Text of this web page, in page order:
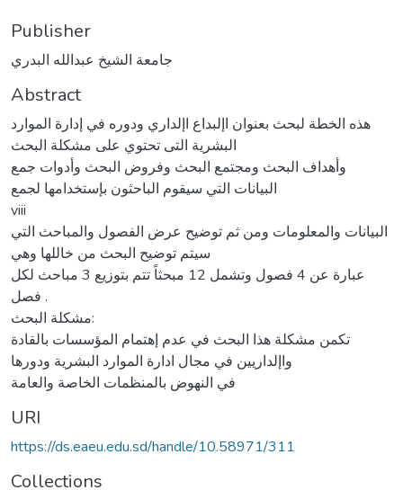
Publisher
جامعة الشيخ عبدالله البدري
Abstract
هذه الخطة لبحث بعنوان اإلبداع اإلداري ودوره في إدارة الموارد
البشرية التى تحتوي على مشكلة البحث
وأهداف البحث ومجتمع البحث وفروض البحث وأدوات جمع
البيانات التي سيقوم الباحثون بإستخدامها لجمع
viii
البيانات والمعلومات ومن ثم توضيح عرض الفصول والمباحث التي
سيتم توضيح البحث من خاللها وهي
عبارة عن 4 فصول وتشمل 12 مبحثاً تتم بتوزيع 3 مباحث لكل
فصل .
مشكلة البحث:
تكمن مشكلة هذا البحث في عدم إهتمام المؤسسات بالقادة
واإلداريين في مجال ادارة الموارد البشرية ودورها
في النهوض بالمنظمات الخاصة والعامة
URI
https://ds.eaeu.edu.sd/handle/10.58971/311
Collections